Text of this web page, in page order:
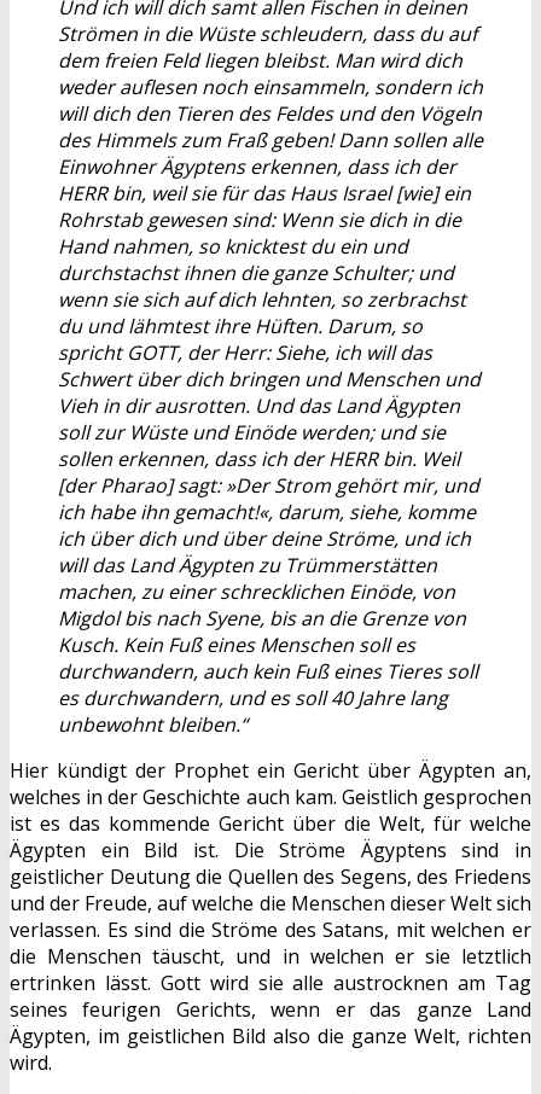
Und ich will dich samt allen Fischen in deinen
Strömen in die Wüste schleudern, dass du auf
dem freien Feld liegen bleibst. Man wird dich
weder auflesen noch einsammeln, sondern ich
will dich den Tieren des Feldes und den Vögeln
des Himmels zum Fraß geben! Dann sollen alle
Einwohner Ägyptens erkennen, dass ich der
HERR bin, weil sie für das Haus Israel [wie] ein
Rohrstab gewesen sind: Wenn sie dich in die
Hand nahmen, so knicktest du ein und
durchstachst ihnen die ganze Schulter; und
wenn sie sich auf dich lehnten, so zerbrachst
du und lähmtest ihre Hüften. Darum, so
spricht GOTT, der Herr: Siehe, ich will das
Schwert über dich bringen und Menschen und
Vieh in dir ausrotten. Und das Land Ägypten
soll zur Wüste und Einöde werden; und sie
sollen erkennen, dass ich der HERR bin. Weil
[der Pharao] sagt: »Der Strom gehört mir, und
ich habe ihn gemacht!«, darum, siehe, komme
ich über dich und über deine Ströme, und ich
will das Land Ägypten zu Trümmerstätten
machen, zu einer schrecklichen Einöde, von
Migdol bis nach Syene, bis an die Grenze von
Kusch. Kein Fuß eines Menschen soll es
durchwandern, auch kein Fuß eines Tieres soll
es durchwandern, und es soll 40 Jahre lang
unbewohnt bleiben.“
Hier kündigt der Prophet ein Gericht über Ägypten an,
welches in der Geschichte auch kam. Geistlich gesprochen
ist es das kommende Gericht über die Welt, für welche
Ägypten ein Bild ist. Die Ströme Ägyptens sind in
geistlicher Deutung die Quellen des Segens, des Friedens
und der Freude, auf welche die Menschen dieser Welt sich
verlassen. Es sind die Ströme des Satans, mit welchen er
die Menschen täuscht, und in welchen er sie letztlich
ertrinken lässt. Gott wird sie alle austrocknen am Tag
seines feurigen Gerichts, wenn er das ganze Land
Ägypten, im geistlichen Bild also die ganze Welt, richten
wird.